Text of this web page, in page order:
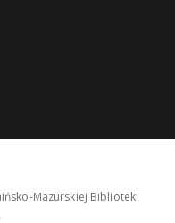
Mazurskiej Biblioteki